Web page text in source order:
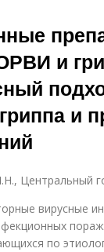
и
и
Центральный
вирусные
по